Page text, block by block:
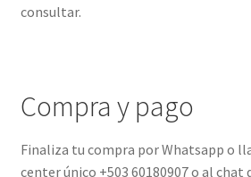
consultar.
Compra y pago
Finaliza tu compra por Whatsapp o
center único +503 60180907 o al chat